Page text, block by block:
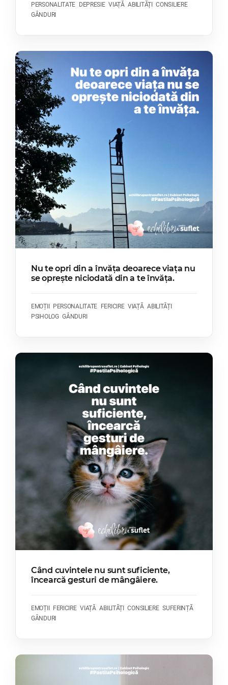
PERSONALITATE DEPRESIE VIAȚĂ ABILITĂȚI
CONSILIERE
GÂNDURI
Nu te opri din a învăța deoarece viața nu
se oprește niciodată din a te învăța.
EMOȚII PERSONALITATE FERICIRE VIAȚĂ ABILITĂȚI
PSIHOLOG GÂNDURI
Când cuvintele nu sunt suficiente,
încearcă gesturi de mângâiere.
EMOȚII FERICIRE VIAȚĂ ABILITĂȚI CONSILIERE SUFERINȚĂ
GÂNDURI